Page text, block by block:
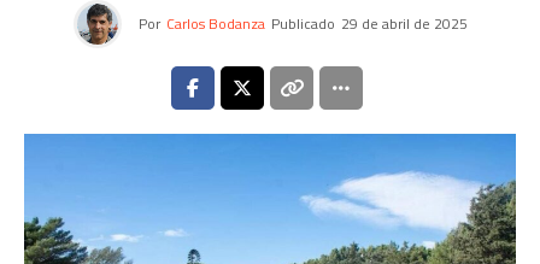
Por Carlos Bodanza Publicado 29 de abril de 2025